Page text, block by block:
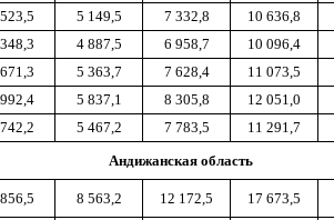
5 149,5 7 332,8 10 636,8
4 887,5 6 958,7 10 096,4
5 363,7 7 628,4 11 073,5
5 837,1 8 305,8 12 051,0
5 467,2 7 783,5 11 291,7
Андижанская область
8 563,2 12 172,5 17 673,5